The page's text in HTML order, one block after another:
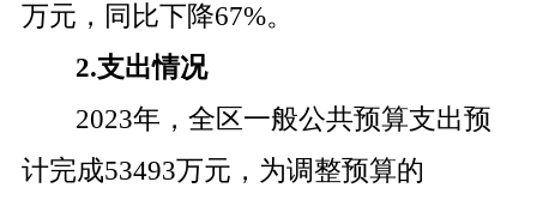
万元，同比下降67%。
2.支出情况
2023年，全区一般公共预算支出预
计完成53493万元，为调整预算的